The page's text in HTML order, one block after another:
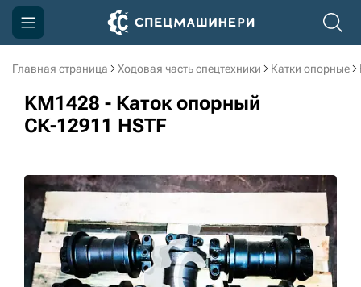
Главная страница Ходовая часть спецтехники Катки опорные
KM1428 - Каток опорный
СК-12911 HSTF
Компания
Акции
Информация
Контакты
3D тур по производству
3D тур по складам